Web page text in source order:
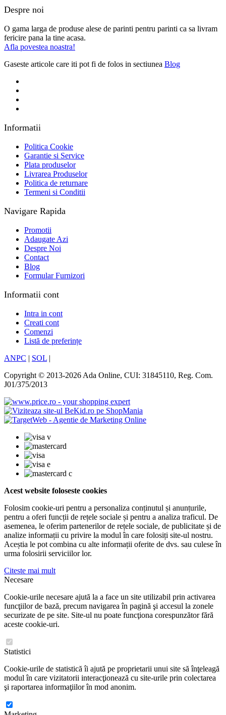
Despre noi
O gama larga de produse alese de parinti pentru parinti ca sa livram
fericire pana la tine acasa.
Afla povestea noastra!
Gaseste articole care iti pot fi de folos in sectiunea Blog
Informatii
Politica Cookie
Garantie si Service
Plata produselor
Livrarea Produselor
Politica de returnare
Termeni si Conditii
Navigare Rapida
Promotii
Adaugate Azi
Despre Noi
Contact
Blog
Formular Furnizori
Informatii cont
Intra in cont
Creati cont
Comenzi
Listă de preferințe
ANPC | SOL |
Copyright © 2013-2026 Ada Online, CUI: 31845110, Reg. Com.
J01/375/2013
Acest website foloseste cookies
Folosim cookie-uri pentru a personaliza conținutul și anunțurile,
pentru a oferi funcții de rețele sociale și pentru a analiza traficul. De
asemenea, le oferim partenerilor de rețele sociale, de publicitate și de
analize informații cu privire la modul în care folosiți site-ul nostru.
Aceștia le pot combina cu alte informații oferite de dvs. sau culese în
urma folosirii serviciilor lor.
Citeste mai mult
Necesare
Cookie-urile necesare ajută la a face un site utilizabil prin activarea
funcţiilor de bază, precum navigarea în pagină şi accesul la zonele
securizate de pe site. Site-ul nu poate funcţiona corespunzător fără
aceste cookie-uri.
Statistici
Cookie-urile de statistică îi ajută pe proprietarii unui site să înţeleagă
modul în care vizitatorii interacţionează cu site-urile prin colectarea
şi raportarea informaţiilor în mod anonim.